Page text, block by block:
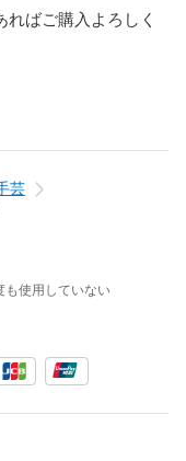
ばご購入よろしく
芸
も使用していない